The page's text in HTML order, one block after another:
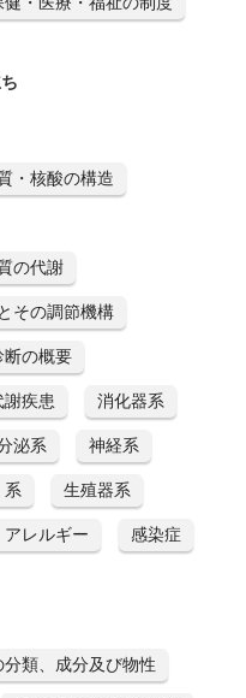
・核酸の構造
の代謝
その調節機構
断の概要
謝疾患 消化器系
泌系 神経系
系 生殖器系
アレルギー 感染症
分類、成分及び物性